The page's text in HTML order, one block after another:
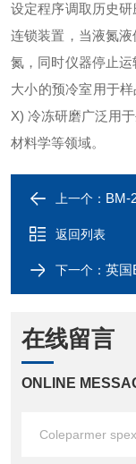
设定程序调取历史
连锁装置，当液氮
氮，同时仪器停止
大小的预冷室用于样
X) 冷冻研磨广泛用
材料学等领域。
上一个： BM-
返回列表
下一个： 英国
在线留言
ONLINE